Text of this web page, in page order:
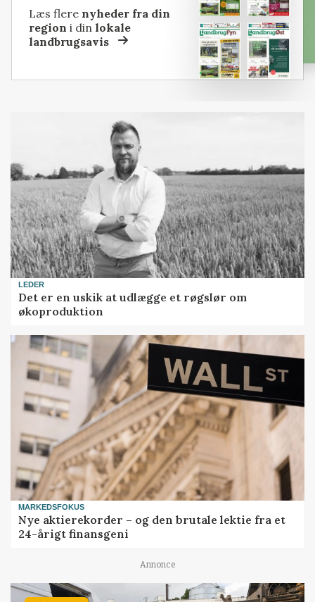
Læs flere nyheder fra din
region i dinlokale
landbrugsavis
LEDER
Det er en uskik at udlægge et røgslør om
økoproduktion
MARKEDSFOKUS
Nye aktierekorder – og den brutale lektie fra et
24-årigt finansgeni
Annonce